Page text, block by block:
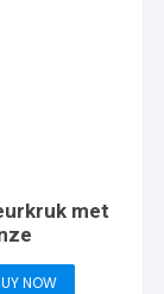
met
NOW